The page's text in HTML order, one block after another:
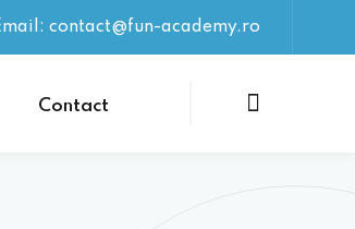
contact@fun-academy.ro
Contact